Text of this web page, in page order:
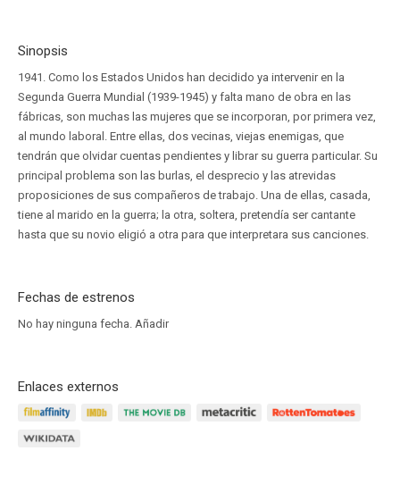
Sinopsis
1941. Como los Estados Unidos han decidido ya intervenir en la
Segunda Guerra Mundial (1939-1945) y falta mano de obra en las
fábricas, son muchas las mujeres que se incorporan, por primera vez,
al mundo laboral. Entre ellas, dos vecinas, viejas enemigas, que
tendrán que olvidar cuentas pendientes y librar su guerra particular. Su
principal problema son las burlas, el desprecio y las atrevidas
proposiciones de sus compañeros de trabajo. Una de ellas, casada,
tiene al marido en la guerra; la otra, soltera, pretendía ser cantante
hasta que su novio eligió a otra para que interpretara sus canciones.
Fechas de estrenos
No hay ninguna fecha. Añadir
Enlaces externos